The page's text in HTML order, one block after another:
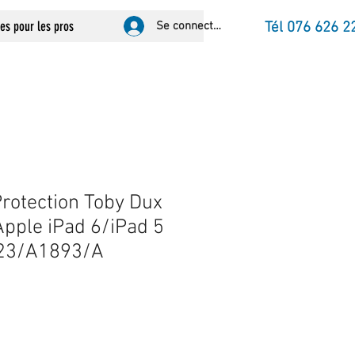
pour les pros Se connecter Tél 076 626
Toby Dux
iPad 6/iPad 5
A1893/A